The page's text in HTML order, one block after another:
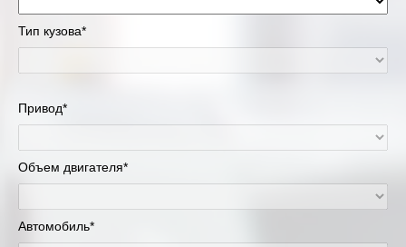
Тип кузова*
Привод*
Объем двигателя*
Автомобиль*